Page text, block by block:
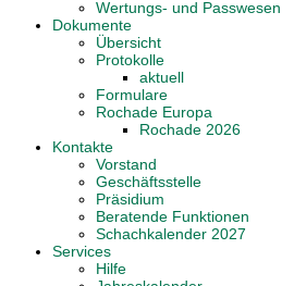
Wertungs- und Passwesen
Dokumente
Übersicht
Protokolle
aktuell
Formulare
Rochade Europa
Rochade 2026
Kontakte
Vorstand
Geschäftsstelle
Präsidium
Beratende Funktionen
Schachkalender 2027
Services
Hilfe